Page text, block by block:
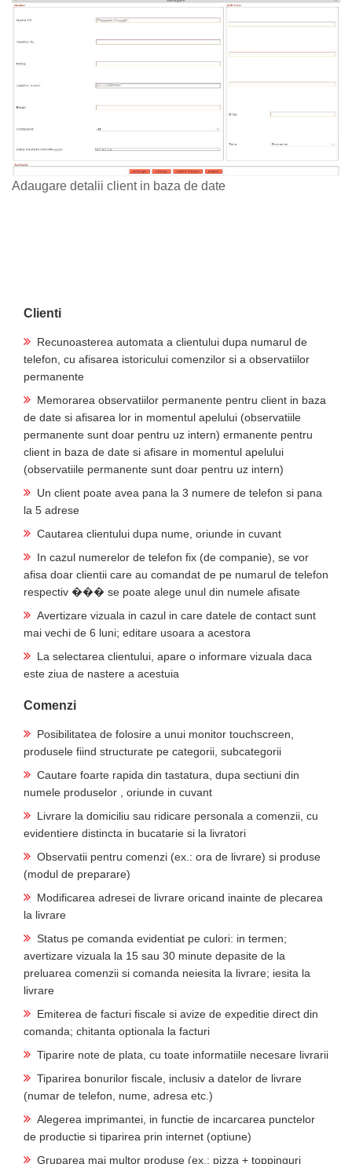
Adaugare detalii client in baza de date
Clienti
Recunoasterea automata a clientului dupa numarul de
telefon, cu afisarea istoricului comenzilor si a observatiilor
permanente
Memorarea observatiilor permanente pentru client in baza
de date si afisarea lor in momentul apelului (observatiile
permanente sunt doar pentru uz intern) ermanente pentru
client in baza de date si afisare in momentul apelului
(observatiile permanente sunt doar pentru uz intern)
Un client poate avea pana la 3 numere de telefon si pana
la 5 adrese
Cautarea clientului dupa nume, oriunde in cuvant
In cazul numerelor de telefon fix (de companie), se vor
afisa doar clientii care au comandat de pe numarul de telefon
respectiv ��� se poate alege unul din numele afisate
Avertizare vizuala in cazul in care datele de contact sunt
mai vechi de 6 luni; editare usoara a acestora
La selectarea clientului, apare o informare vizuala daca
este ziua de nastere a acestuia
Comenzi
Posibilitatea de folosire a unui monitor touchscreen,
produsele fiind structurate pe categorii, subcategorii
Cautare foarte rapida din tastatura, dupa sectiuni din
numele produselor , oriunde in cuvant
Livrare la domiciliu sau ridicare personala a comenzii, cu
evidentiere distincta in bucatarie si la livratori
Observatii pentru comenzi (ex.: ora de livrare) si produse
(modul de preparare)
Modificarea adresei de livrare oricand inainte de plecarea
la livrare
Status pe comanda evidentiat pe culori: in termen;
avertizare vizuala la 15 sau 30 minute depasite de la
preluarea comenzii si comanda neiesita la livrare; iesita la
livrare
Emiterea de facturi fiscale si avize de expeditie direct din
comanda; chitanta optionala la facturi
Tiparire note de plata, cu toate informatiile necesare livrarii
Tiparirea bonurilor fiscale, inclusiv a datelor de livrare
(numar de telefon, nume, adresa etc.)
Alegerea imprimantei, in functie de incarcarea punctelor
de productie si tiparirea prin internet (optiune)
Gruparea mai multor produse (ex.: pizza + toppinguri